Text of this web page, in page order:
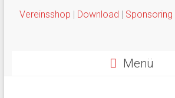
Vereinsshop | Download | Sponsoring
Menü